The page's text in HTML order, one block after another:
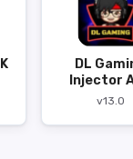
DL
Injector
v13.0